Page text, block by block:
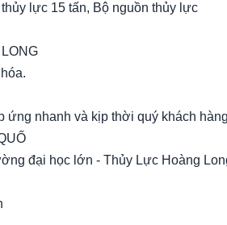
lực 15 tấn, Bộ nguồn thủy lực
nhanh và kịp thời quý khách
đại học lớn - Thủy Lực Hoàng